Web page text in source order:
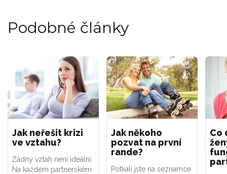
Podobné články
Jak neřešit krizi
ve vztahu?
Žádný vztah není ideální.
Na každém partnerském
Jak někoho
pozvat na první
rande?
Potkali jste na seznamce
Co